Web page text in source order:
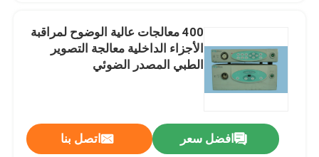
المنتجات
معلومات عنا
400 معالجات عالية الوضوح لمراقبة
الأجزاء الداخلية معالجة التصوير
الطبي المصدر الضوئي
افضل سعر اتصل بنا